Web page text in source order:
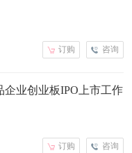
咨询
订购
企业创业板IPO上市工作
咨询
订购